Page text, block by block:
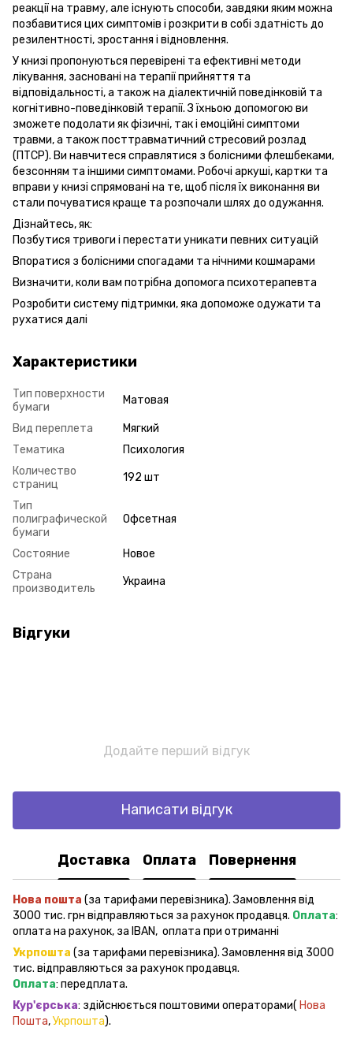
реакції на травму, але існують способи, завдяки яким можна
позбавитися цих симптомів і розкрити в собі здатність до
резилентності, зростання і відновлення.
У книзі пропонуються перевірені та ефективні методи
лікування, засновані на терапії прийняття та
відповідальності, а також на діалектичній поведінковій та
когнітивно-поведінковій терапії. З їхньою допомогою ви
зможете подолати як фізичні, так і емоційні симптоми
травми, а також посттравматичний стресовий розлад
(ПТСР). Ви навчитеся справлятися з болісними флешбеками,
безсонням та іншими симптомами. Робочі аркуші, картки та
вправи у книзі спрямовані на те, щоб після їх виконання ви
стали почуватися краще та розпочали шлях до одужання.
Дізнайтесь, як:
Позбутися тривоги і перестати уникати певних ситуацій
Впоратися з болісними спогадами та нічними кошмарами
Визначити, коли вам потрібна допомога психотерапевта
Розробити систему підтримки, яка допоможе одужати та
рухатися далі
Характеристики
Тип поверхности
бумаги
Матовая
Вид переплета
Мягкий
Тематика
Психология
Количество
страниц
192 шт
Тип
полиграфической
бумаги
Офсетная
Состояние
Новое
Страна
производитель
Украина
Відгуки
Додайте перший відгук
Написати відгук
Доставка Оплата Повернення
Нова пошта (за тарифами перевізника). Замовлення від
3000 тис. грн відправляються за рахунок продавця. Оплата:
оплата на рахунок, за IBAN, оплата при отриманні
Укрпошта (за тарифами перевізника). Замовлення від 3000
тис. відправляються за рахунок продавця.
Оплата: передплата.
Кур'єрська: здійснюється поштовими операторами( Нова
Пошта,Укрпошта).